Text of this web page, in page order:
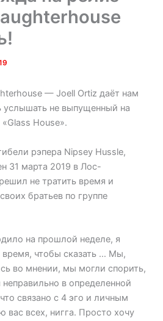
— Joell Ortiz даёт нам
услышать не выпущенный на
House».
рэпера Nipsey Hussle,
31 марта 2019 в Лос-
не тратить время и
братьев по группе
на прошлой неделе, я
время, чтобы сказать … Мы,
во мнении, мы могли спорить,
в определенной
связано с 4 эго и личным
всех, нигга. Просто хочу